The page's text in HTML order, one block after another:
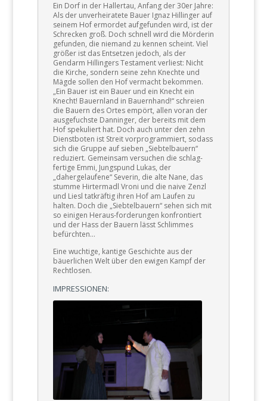
Ein Dorf in der Hallertau, Anfang der 30er Jahre:
Als der unverheiratete Bauer Ignaz Hillinger auf
seinem Hof ermordet aufgefunden wird, ist der
Schrecken groß. Doch schnell wird die Mörderin
gefunden, die niemand zu kennen scheint. Viel
größer ist das Entsetzen jedoch, als der
Gendarm Hillingers Testament verliest: Nicht
die Kirche, sondern seine zehn Knechte und
Mägde sollen den Hof vermacht bekommen.
„Ein Bauer ist ein Bauer und ein Knecht ein
Knecht! Bauernland in Bauernhand!“ schreien
die Bauern des Ortes empört, allen voran der
ausgefuchste Danninger, der bereits mit dem
Hof spekuliert hat. Doch auch unter den zehn
Dienstboten ist Streit vorprogrammiert, sodass
sich die Gruppe auf sieben „Siebtelbauern“
reduziert. Gemeinsam versuchen die schlag-
fertige Emmi, Jungspund Lukas, der
„dahergelaufene“ Severin, die alte Nane, das
stumme Hirtermadl Vroni und die naive Zenzl
und Liesl tatkräftig ihren Hof am Laufen zu
halten. Doch die „Siebtelbauern“ sehen sich mit
so einigen Heraus-forderungen konfrontiert
und der Hass der Bauern lässt Schlimmes
befürchten…
Eine wuchtige, kantige Geschichte aus der
bäuerlichen Welt über den ewigen Kampf der
Rechtlosen.
IMPRESSIONEN: